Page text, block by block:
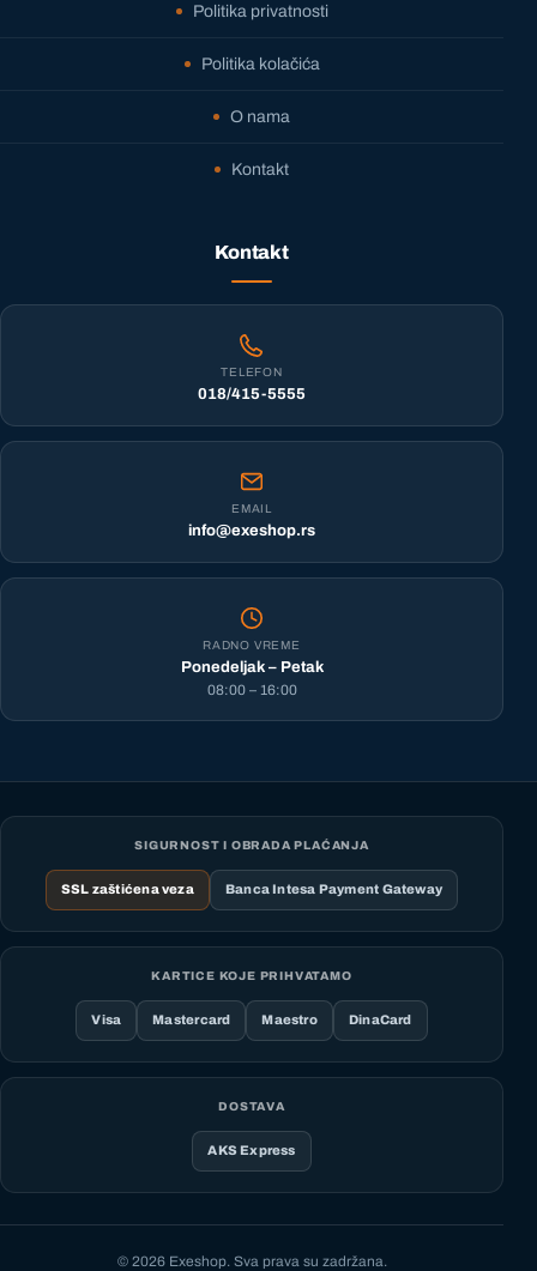
Politika privatnosti
Politika kolačića
O nama
Kontakt
Kontakt
TELEFON
018/415-5555
EMAIL
info@exeshop.rs
RADNO VREME
Ponedeljak – Petak
08:00 – 16:00
SIGURNOST I OBRADA PLAĆANJA
SSL zaštićena veza Banca Intesa Payment Gateway
KARTICE KOJE PRIHVATAMO
Visa Mastercard Maestro DinaCard
DOSTAVA
AKS Express
© 2026 Exeshop. Sva prava su zadržana.